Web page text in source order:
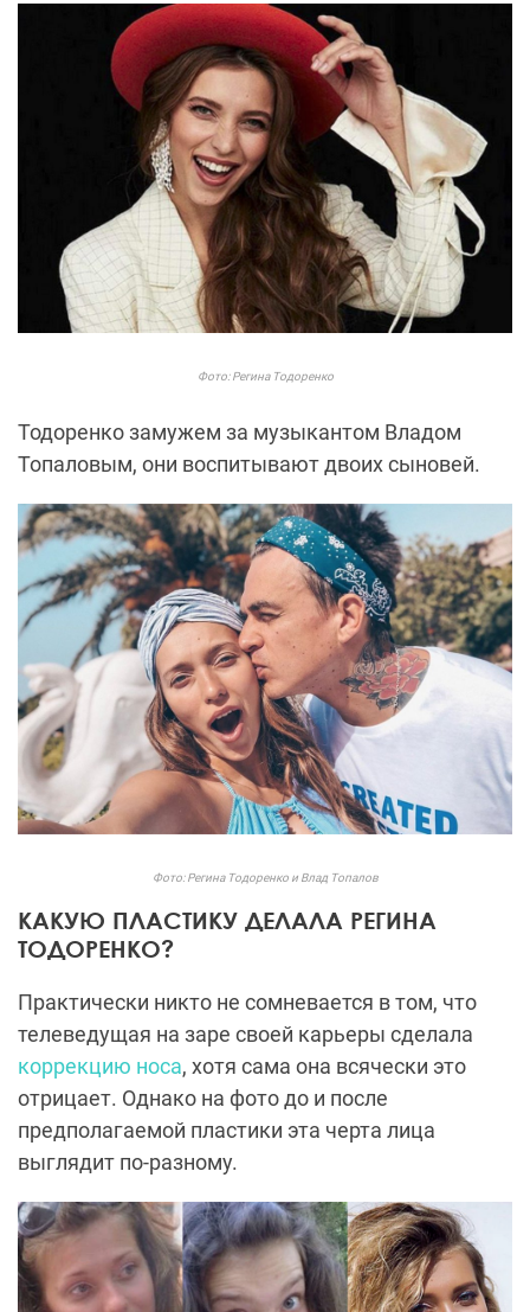
Фото: Регина Тодоренко
Тодоренко замужем за музыкантом Владом
Топаловым, они воспитывают двоих сыновей.
Фото: Регина Тодоренко и Влад Топалов
КАКУЮ ПЛАСТИКУ ДЕЛАЛА РЕГИНА
ТОДОРЕНКО?
Практически никто не сомневается в том, что
телеведущая на заре своей карьеры сделала
коррекцию носа, хотя сама она всячески это
отрицает. Однако на фото до и после
предполагаемой пластики эта черта лица
выглядит по-разному.